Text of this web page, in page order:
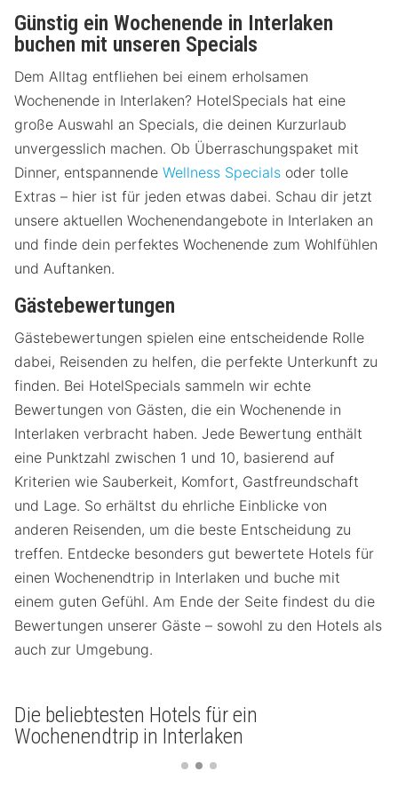
Günstig ein Wochenende in Interlaken
buchen mit unseren Specials
Dem Alltag entfliehen bei einem erholsamen
Wochenende in Interlaken? HotelSpecials hat eine
große Auswahl an Specials, die deinen Kurzurlaub
unvergesslich machen. Ob Überraschungspaket mit
Dinner, entspannende Wellness Specials oder tolle
Extras – hier ist für jeden etwas dabei. Schau dir jetzt
unsere aktuellen Wochenendangebote in Interlaken an
und finde dein perfektes Wochenende zum Wohlfühlen
und Auftanken.
Gästebewertungen
Gästebewertungen spielen eine entscheidende Rolle
dabei, Reisenden zu helfen, die perfekte Unterkunft zu
finden. Bei HotelSpecials sammeln wir echte
Bewertungen von Gästen, die ein Wochenende in
Interlaken verbracht haben. Jede Bewertung enthält
eine Punktzahl zwischen 1 und 10, basierend auf
Kriterien wie Sauberkeit, Komfort, Gastfreundschaft
und Lage. So erhältst du ehrliche Einblicke von
anderen Reisenden, um die beste Entscheidung zu
treffen. Entdecke besonders gut bewertete Hotels für
einen Wochenendtrip in Interlaken und buche mit
einem guten Gefühl. Am Ende der Seite findest du die
Bewertungen unserer Gäste – sowohl zu den Hotels als
auch zur Umgebung.
Die beliebtesten Hotels für ein
Wochenendtrip in Interlaken